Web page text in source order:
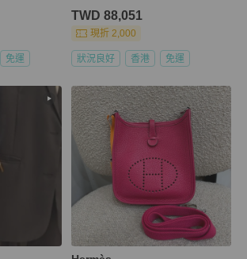
免運
TWD 88,051
現折 2,000
狀況良好 香港 免運